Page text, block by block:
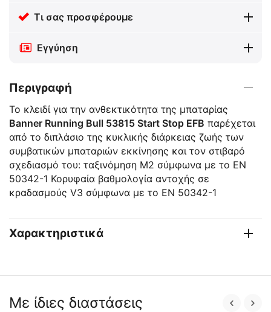
Τι σας προσφέρουμε
Εγγύηση
Περιγραφή
Το κλειδί για την ανθεκτικότητα της μπαταρίας
Banner Running Bull 53815 Start Stop EFB παρέχεται
από το διπλάσιο της κυκλικής διάρκειας ζωής των
συμβατικών μπαταριών εκκίνησης και τον στιβαρό
σχεδιασμό του: ταξινόμηση M2 σύμφωνα με το EN
50342-1 Κορυφαία βαθμολογία αντοχής σε
κραδασμούς V3 σύμφωνα με το EN 50342-1
Χαρακτηριστικά
Με ίδιες διαστάσεις